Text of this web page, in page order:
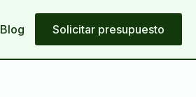
Blog Solicitar presupuesto